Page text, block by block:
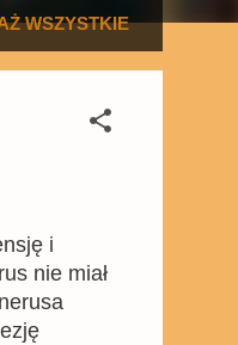
WSZYSTKIE
i
nie miał